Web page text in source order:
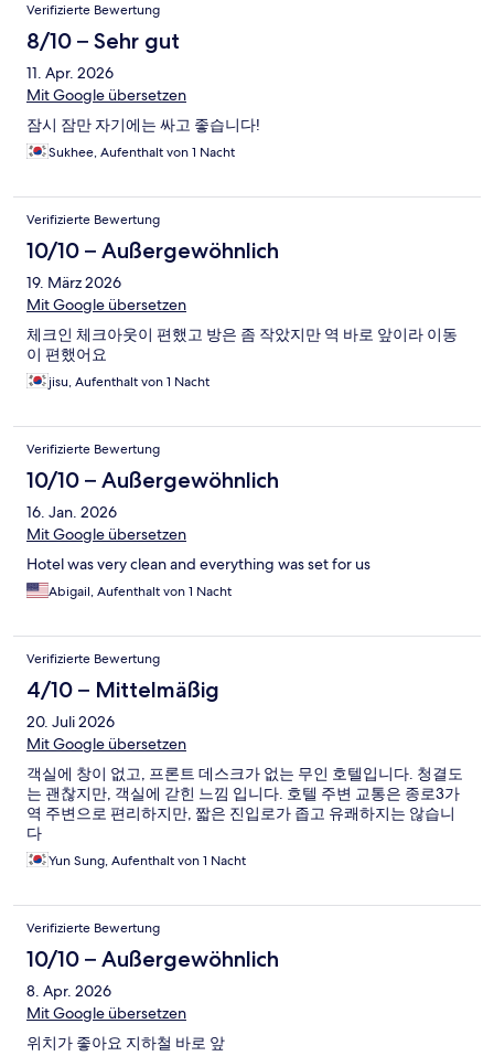
Verifizierte Bewertung
8/10 – Sehr gut
11. Apr. 2026
Mit Google übersetzen
잠시 잠만 자기에는 싸고 좋습니다!
Sukhee, Aufenthalt von 1 Nacht
Verifizierte Bewertung
10/10 – Außergewöhnlich
19. März 2026
Mit Google übersetzen
체크인 체크아웃이 편했고 방은 좀 작았지만 역 바로 앞이라 이동
이 편했어요
jisu, Aufenthalt von 1 Nacht
Verifizierte Bewertung
10/10 – Außergewöhnlich
16. Jan. 2026
Mit Google übersetzen
Hotel was very clean and everything was set for us
Abigail, Aufenthalt von 1 Nacht
Verifizierte Bewertung
4/10 – Mittelmäßig
20. Juli 2026
Mit Google übersetzen
객실에 창이 없고, 프론트 데스크가 없는 무인 호텔입니다. 청결도
는 괜찮지만, 객실에 갇힌 느낌 입니다. 호텔 주변 교통은 종로3가
역 주변으로 편리하지만, 짧은 진입로가 좁고 유쾌하지는 않습니
다
Yun Sung, Aufenthalt von 1 Nacht
Verifizierte Bewertung
10/10 – Außergewöhnlich
8. Apr. 2026
Mit Google übersetzen
위치가 좋아요 지하철 바로 앞